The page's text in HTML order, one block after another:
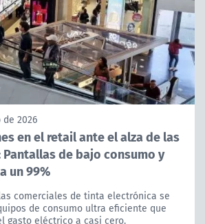
2026
en el retail ante el alza de las
de bajo consumo y
un 99%
comerciales de tinta electrónica se
de consumo ultra eficiente que
gasto eléctrico a casi cero.